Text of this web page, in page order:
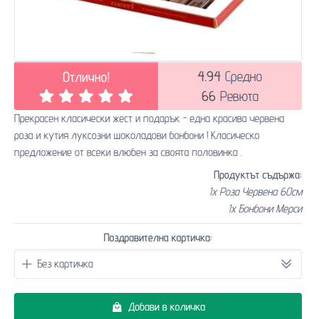
Отлично! 4.94 Средно
66 Ревюта
Прекрасен класически жест и подарък - една красива червена
роза и кутия луксозни шоколадови бонбони ! Класическо
предложение от всеки влюбен за своята половинка .
Продуктът съдържа:
1x Роза Червена 60см
1x Бонбони Мерси
Поздравителна картичка:
Добави в количка